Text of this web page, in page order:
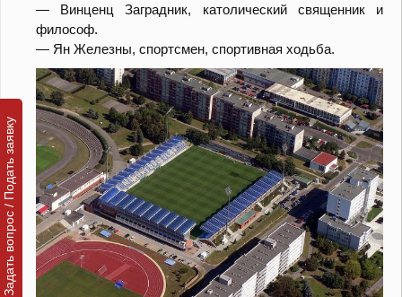
— Винценц Заградник, католический священник и
философ.
— Ян Железны, спортсмен, спортивная ходьба.
Задать вопрос / Подать заявку